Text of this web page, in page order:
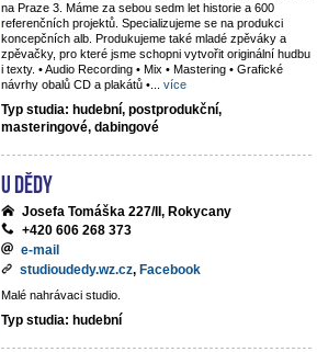
na Praze 3. Máme za sebou sedm let historie a 600
referenčních projektů. Specializujeme se na produkci
koncepčních alb. Produkujeme také mladé zpěváky a
zpěvačky, pro které jsme schopni vytvořit originální hudbu
i texty. • Audio Recording • Mix • Mastering • Grafické
návrhy obalů CD a plakátů •
více
Typ studia: hudební, postprodukční,
masteringové, dabingové
U dědy
Josefa Tomáška 227/II, Rokycany
+420 606 268 373
e-mail
studioudedy.wz.cz, Facebook
Malé nahrávaci studio.
Typ studia: hudební